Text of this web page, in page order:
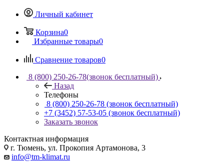
Личный кабинет
Корзина0
Избранные товары0
Сравнение товаров0
8 (800) 250-26-78(звонок бесплатный)
Назад
Телефоны
8 (800) 250-26-78 (звонок бесплатный)
+7 (3452) 57-53-05 (звонок бесплатный)
Заказать звонок
Контактная информация
г. Тюмень, ул. Прокопия Артамонова, 3
info@tm-klimat.ru